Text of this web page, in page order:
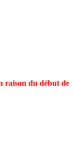
du début